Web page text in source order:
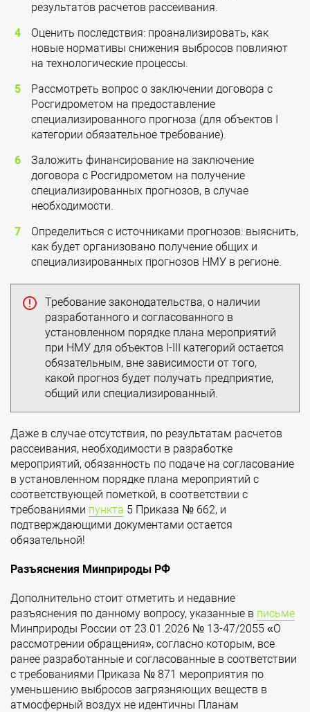
результатов расчетов рассеивания.
Оценить последствия: проанализировать, как
новые нормативы снижения выбросов повлияют
на технологические процессы.
Рассмотреть вопрос о заключении договора с
Росгидрометом на предоставление
специализированного прогноза (для объектов I
категории обязательное требование).
Заложить финансирование на заключение
договора с Росгидрометом на получение
специализированных прогнозов, в случае
необходимости.
Определиться с источниками прогнозов: выяснить,
как будет организовано получение общих и
специализированных прогнозов НМУ в регионе.
Требование законодательства, о наличии
разработанного и согласованного в
установленном порядке плана мероприятий
при НМУ для объектов I-III категорий остается
обязательным, вне зависимости от того,
какой прогноз будет получать предприятие,
общий или специализированный.
Даже в случае отсутствия, по результатам расчетов
рассеивания, необходимости в разработке
мероприятий, обязанность по подаче на согласование
в установленном порядке плана мероприятий с
соответствующей пометкой, в соответствии с
требованиями пункта 5 Приказа № 662, и
подтверждающими документами остается
обязательной!
Разъяснения Минприроды РФ
Дополнительно стоит отметить и недавние
разъяснения по данному вопросу, указанные в письме
Минприроды России от 23.01.2026 № 13-47/2055 «О
рассмотрении обращения», согласно которым, все
ранее разработанные и согласованные в соответствии
с требованиями Приказа № 871 мероприятия по
уменьшению выбросов загрязняющих веществ в
атмосферный воздух не идентичны Планам